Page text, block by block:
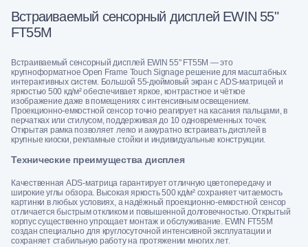
Встраиваемый сенсорный дисплей EWIN 55"
FT55M
Встраиваемый сенсорный дисплей EWIN 55" FT55M — это
крупноформатное Open Frame Touch Signage решение для масштабных
интерактивных систем. Большой 55-дюймовый экран с ADS-матрицей и
яркостью 500 кд/м² обеспечивает яркое, контрастное и чёткое
изображение даже в помещениях с интенсивным освещением.
Проекционно-емкостной сенсор точно реагирует на касания пальцами, в
перчатках или стилусом, поддерживая до 10 одновременных точек.
Открытая рамка позволяет легко и аккуратно встраивать дисплей в
крупные киоски, рекламные стойки и индивидуальные конструкции.
Технические преимущества дисплея
Качественная ADS-матрица гарантирует отличную цветопередачу и
широкие углы обзора. Высокая яркость 500 кд/м² сохраняет читаемость
картинки в любых условиях, а надёжный проекционно-емкостной сенсор
отличается быстрым откликом и повышенной долговечностью. Открытый
корпус существенно упрощает монтаж и обслуживание. EWIN FT55M
создан специально для круглосуточной интенсивной эксплуатации и
сохраняет стабильную работу на протяжении многих лет.